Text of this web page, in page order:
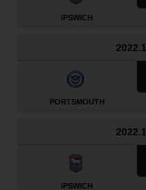
IPSWICH
PORTSMOUTH
IPSWICH